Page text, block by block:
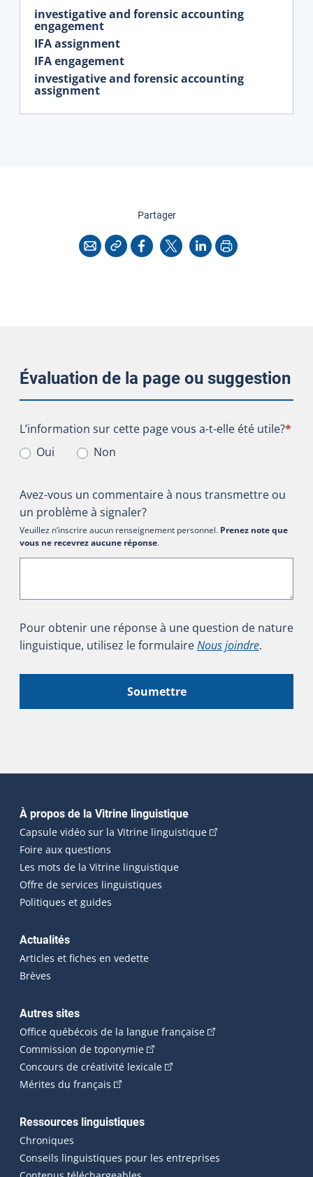
investigative and forensic accounting
engagement
IFA assignment
IFA engagement
investigative and forensic accounting
assignment
Partagercette page
CourrielCopier l'adresse
Facebook
X LinkedInImprimer
Évaluation de la page ou suggestion
L’information sur cette page vous a-t-elle été utile?
L’information sur cette page vous a-t-elle été utile?*
Oui
Non
Avez-vous un commentaire à nous transmettre ou
un problème à signaler?
Veuillez n’inscrire aucun renseignement personnel. Prenez note que
vous ne recevrez aucune réponse.
Pour obtenir une réponse à une question de nature
linguistique, utilisez le formulaireNous joindre.
Soumettre
Navigation principale
À propos de la Vitrine linguistique
Capsule vidéo sur la Vitrine linguistique(Cet hyperlien
Foire aux questions
Les mots de la Vitrine linguistique
Offre de services linguistiques
Politiques et guides
Actualités
Articles et fiches en vedette
Brèves
Autres sites
Office québécois de la langue française(Cet hyperlien
Commission de toponymie(Cet hyperlien externe s'ouvrira
Concours de créativité lexicale(Cet hyperlien externe
Mérites du français (Cet hyperlien externe s'ouvrira dans une
Ressources linguistiques
Chroniques
Conseils linguistiques pour les entreprises